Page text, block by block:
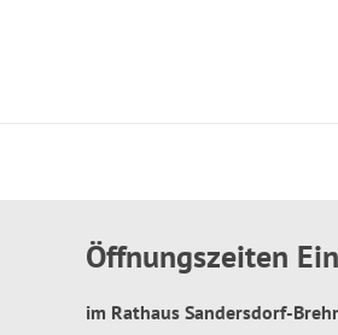
Öffnungszeiten
im Rathaus Sandersdorf-